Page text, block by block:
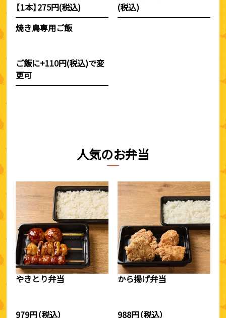
【1本】275円(税込)
(税込)
焼き鳥専用ご飯
ご飯に+110円(税込)で変
更可
人気のお弁当
やきとり弁当
979円（税込）
から揚げ弁当
988円（税込）